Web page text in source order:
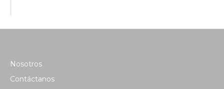
Nosotros
Contáctanos